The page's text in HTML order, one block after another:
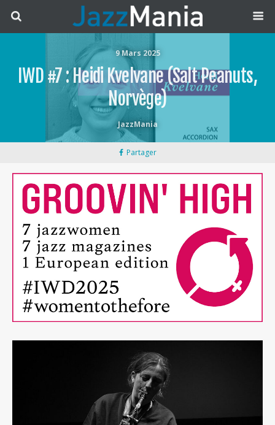
9 Mars 2025
IWD #7 : Heidi Kvelvane (Salt Peanuts,
Norvège)
JazzMania
Partager